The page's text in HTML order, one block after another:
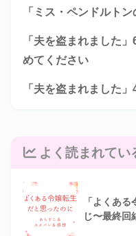
「ミス・ペンドルト
「夫を盗まれました
めてください
「夫を盗まれました
よく読まれてい
「よくあ
じ〜最終回